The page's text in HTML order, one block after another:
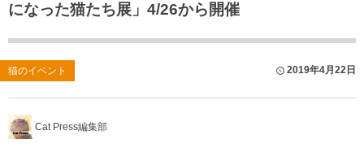
になった猫たち展」4/26から開催
猫のイベント 2019年4月22日
Cat Press編集部
猫のフリー写真素材